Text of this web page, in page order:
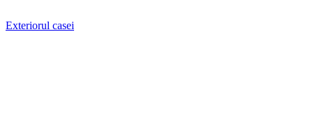
Exteriorul casei